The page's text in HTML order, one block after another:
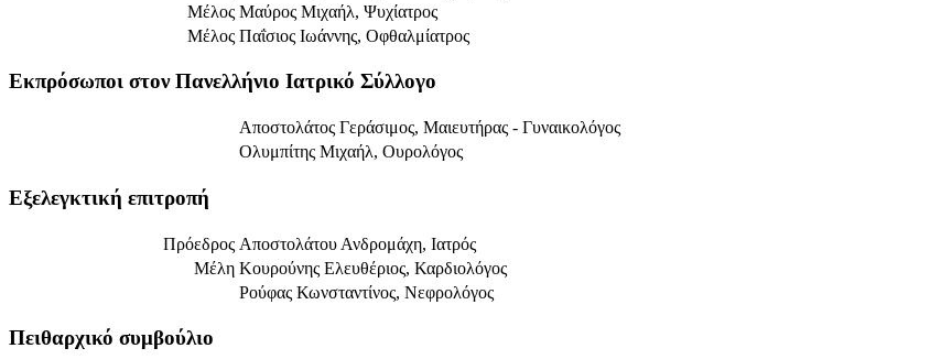
Μέλος Μαύρος Μιχαήλ, Ψυχίατρος
Μέλος Παΐσιος Ιωάννης, Οφθαλμίατρος
Εκπρόσωποι στον Πανελλήνιο Ιατρικό Σύλλογο
Αποστολάτος Γεράσιμος, Μαιευτήρας - Γυναικολόγος
Ολυμπίτης Μιχαήλ, Ουρολόγος
Εξελεγκτική επιτροπή
Πρόεδρος Αποστολάτου Ανδρομάχη, Ιατρός
Μέλη Κουρούνης Ελευθέριος, Καρδιολόγος
Ρούφας Κωνσταντίνος, Νεφρολόγος
Πειθαρχικό συμβούλιο